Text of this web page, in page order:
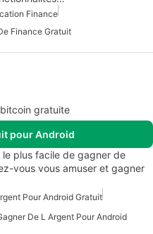
Finance
Finance Gratuit
gratuite
pour Android
plus facile de gagner de
vous vous amuser et gagner
Pour Android Gratuit
De L Argent Pour Android